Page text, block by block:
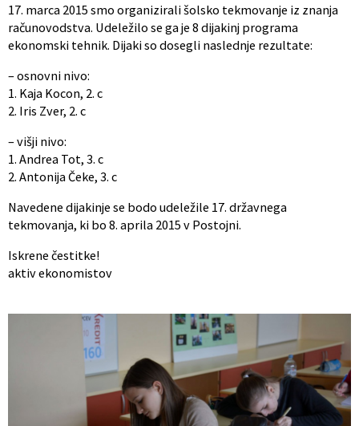
17. marca 2015 smo organizirali šolsko tekmovanje iz znanja
računovodstva. Udeležilo se ga je 8 dijakinj programa
ekonomski tehnik. Dijaki so dosegli naslednje rezultate:
– osnovni nivo:
1. Kaja Kocon, 2. c
2. Iris Zver, 2. c
– višji nivo:
1. Andrea Tot, 3. c
2. Antonija Čeke, 3. c
Navedene dijakinje se bodo udeležile 17. državnega
tekmovanja, ki bo 8. aprila 2015 v Postojni.
Iskrene čestitke!
aktiv ekonomistov